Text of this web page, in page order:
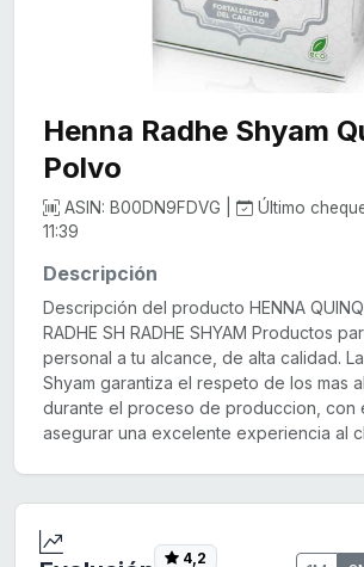
Henna Radhe Shyam
Polvo
ASIN: B00DN9FDVG |
Último
11:39
Descripción
Descripción del producto HENNA
RADHE SH RADHE SHYAM Productos
personal a tu alcance, de alta calidad.
Shyam garantiza el respeto de los mas
durante el proceso de produccion, con
asegurar una excelente experiencia al
4,2